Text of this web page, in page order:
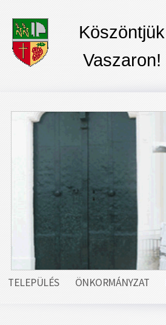
Köszöntjük
Vaszaron!
TELEPÜLÉS ÖNKORMÁNYZAT